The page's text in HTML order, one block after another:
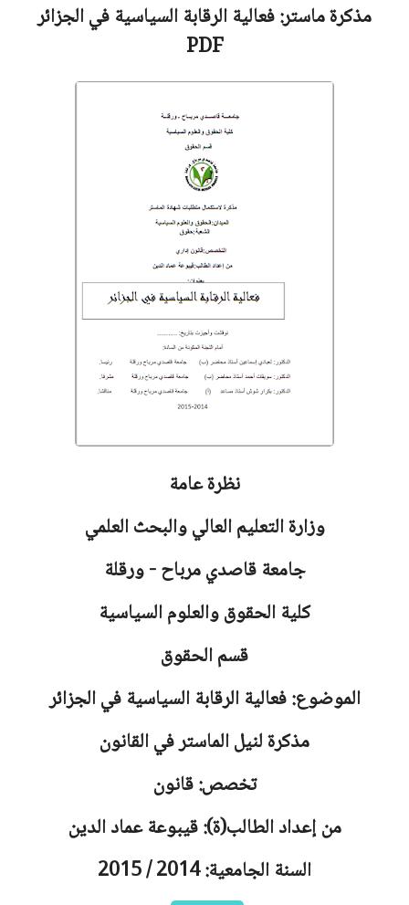
مذكرة ماستر:فعالية الرقابة السياسية في الجزائر
PDF
نظرة عامة
وزارة التعليم العالي والبحث العلمي
جامعةقاصدي مرباح - ورقلة
كلية الحقوق والعلوم السياسية
قسم الحقوق
الموضوع: فعالية الرقابة السياسية في الجزائر
مذكرة لنيل الماستر في القانون
تخصص: قانون
من إعداد الطالب(ة): قيبوعة عماد الدين
السنة الجامعية: 2014 / 2015